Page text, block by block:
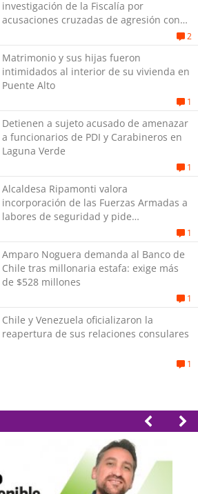
investigación de la Fiscalía por
acusaciones cruzadas de agresión con
2
Matrimonio y sus hijas fueron
intimidados al interior de su vivienda en
Puente Alto
1
Detienen a sujeto acusado de amenazar
a funcionarios de PDI y Carabineros en
Laguna Verde
1
Alcaldesa Ripamonti valora
incorporación de las Fuerzas Armadas a
labores de seguridad y pide
1
Amparo Noguera demanda al Banco de
Chile tras millonaria estafa: exige más
de $528 millones
1
Chile y Venezuela oficializaron la
reapertura de sus relaciones consulares
1